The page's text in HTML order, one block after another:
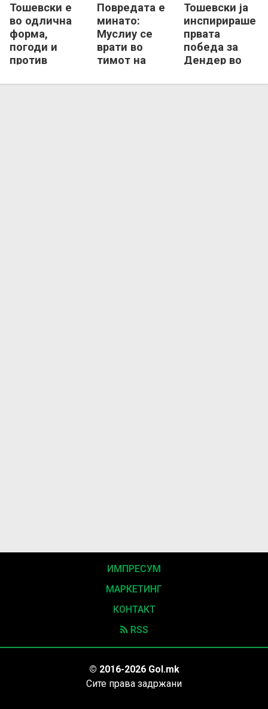
Тошевски е
во одлична
форма,
погоди и
против
Про лигата!
Повредата е
минато:
Муслиу се
врати во
тимот на
Тошевски ја
инспирираше
првата
победа за
Дендер во
елита!
ИМПРЕСУМ
МАРКЕТИНГ
КОНТАКТ
RSS
© 2016-2026 Gol.mk
Сите права задржани